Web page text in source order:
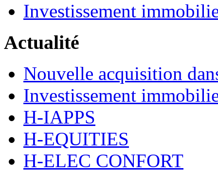
Investissement
Actualité
Nouvelle acquisition
Investissement
H-IAPPS
H-EQUITIES
H-ELEC CONFORT